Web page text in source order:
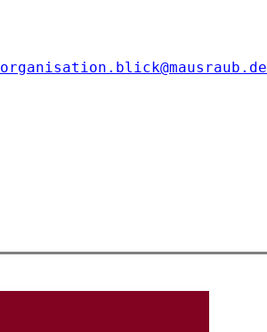
organisation.blick@mausraub.de